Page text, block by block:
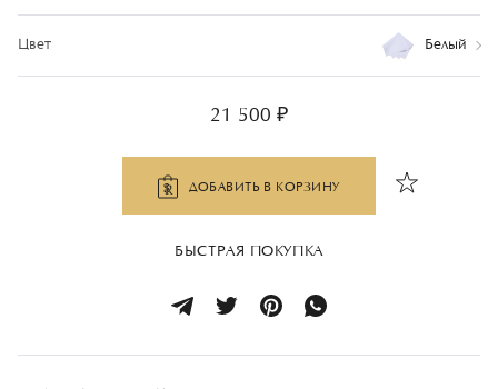
Цвет Белый
21 500 ₽
ДОБАВИТЬ В КОРЗИНУ
БЫСТРАЯ ПОКУПКА